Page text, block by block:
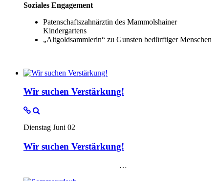
Soziales Engagement
Patenschaftszahnärztin des Mammolshainer
Kindergartens
„Altgoldsammlerin“ zu Gunsten bedürftiger Menschen
Wir suchen Verstärkung!
Dienstag Juni 02
Wir suchen Verstärkung!
…